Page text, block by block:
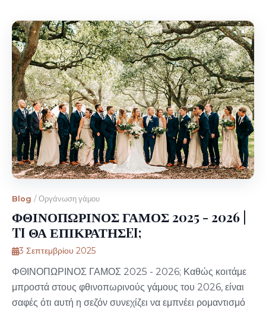
Blog / Οργάνωση γάμου
ΦΘΙΝΟΠΩΡΙΝΟΣ ΓΑΜΟΣ 2025 - 2026 |
TI ΘΑ ΕΠΙΚΡΑΤΗΣEI;
3 Σεπτεμβρίου 2025
ΦΘΙΝΟΠΩΡΙΝΟΣ ΓΑΜΟΣ 2025 - 2026; Καθώς κοιτάμε
μπροστά στους φθινοπωρινούς γάμους του 2026, είναι
σαφές ότι αυτή η σεζόν συνεχίζει να εμπνέει ρομαντισμό